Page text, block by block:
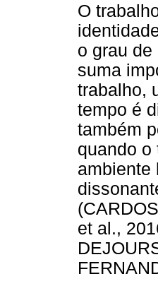
O
o grau
suma
trabalho,
tempo é
também
quando o
ambiente
et al.,